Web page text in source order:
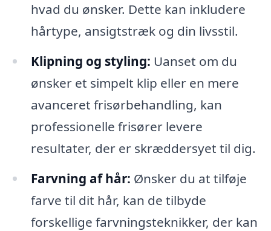
hvad du ønsker. Dette kan inkludere
hårtype, ansigtstræk og din livsstil.
Klipning og styling: Uanset om du
ønsker et simpelt klip eller en mere
avanceret frisørbehandling, kan
professionelle frisører levere
resultater, der er skræddersyet til dig.
Farvning af hår: Ønsker du at tilføje
farve til dit hår, kan de tilbyde
forskellige farvningsteknikker, der kan